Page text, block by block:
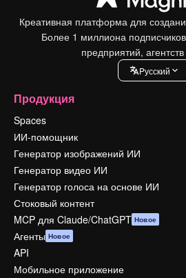
Креативная платформа для
Более 1 миллиона
предприятий,
Pусский
Продукция
Spaces
ИИ-помощник
Генератор изображений ИИ
Генератор видео ИИ
Генератор голоса на основе ИИ
Стоковый контент
MCP для Claude/ChatGPT Новое
Агенты Новое
API
Мобильное приложение